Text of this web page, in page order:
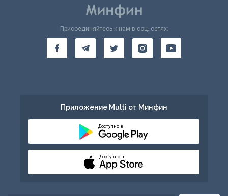
Присоединяйтесь к нам в соц. сетях:
Приложение Multi от Минфин
Доступно в
Доступно в